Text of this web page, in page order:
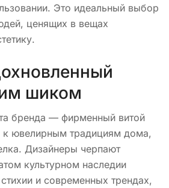
Это идеальный выбор
ценящих в вещах
шиком
бренда — фирменный витой
ювелирным традициям дома,
Дизайнеры черпают
культурном наследии
и современных трендах,